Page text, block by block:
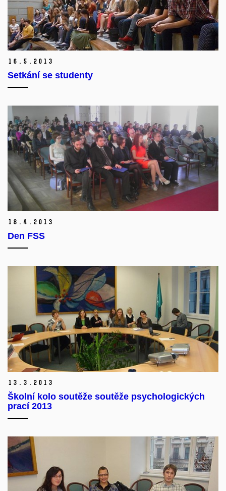
16. 5. 2013
Setkání se studenty
18. 4. 2013
Den FSS
13. 3. 2013
Školní kolo soutěže soutěže psychologických
prací 2013